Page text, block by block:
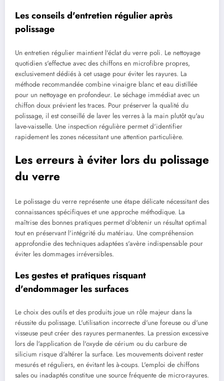
Les conseils d'entretien régulier après
polissage
Un entretien régulier maintient l'éclat du verre poli. Le nettoyage
quotidien s'effectue avec des chiffons en microfibre propres,
exclusivement dédiés à cet usage pour éviter les rayures. La
méthode recommandée combine vinaigre blanc et eau distillée
pour un nettoyage en profondeur. Le séchage immédiat avec un
chiffon doux prévient les traces. Pour préserver la qualité du
polissage, il est conseillé de laver les verres à la main plutôt qu'au
lave-vaisselle. Une inspection régulière permet d'identifier
rapidement les zones nécessitant une attention particulière.
Les erreurs à éviter lors du polissage
du verre
Le polissage du verre représente une étape délicate nécessitant des
connaissances spécifiques et une approche méthodique. La
maîtrise des bonnes pratiques permet d'obtenir un résultat optimal
tout en préservant l'intégrité du matériau. Une compréhension
approfondie des techniques adaptées s'avère indispensable pour
éviter les dommages irréversibles.
Les gestes et pratiques risquant
d'endommager les surfaces
Le choix des outils et des produits joue un rôle majeur dans la
réussite du polissage. L'utilisation incorrecte d'une foreuse ou d'une
visseuse peut créer des rayures permanentes. La pression excessive
lors de l'application de l'oxyde de cérium ou du carbure de
silicium risque d'altérer la surface. Les mouvements doivent rester
mesurés et réguliers, en évitant les à-coups. L'emploi de chiffons
sales ou inadaptés constitue une source fréquente de micro-rayures.